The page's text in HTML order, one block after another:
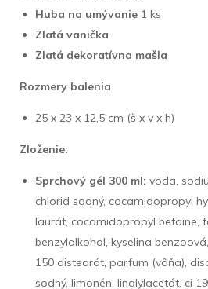
Huba na umývanie 1 ks
Zlatá vanička
Zlatá dekoratívna mašľa
Rozmery balenia
25 x 23 x 12,5 cm (š x v x h)
Zloženie:
Sprchový gél 300 ml: voda,
chlorid sodný, cocamidopropyl
laurát, cocamidopropyl betaine,
benzylalkohol, kyselina
150 distearát, parfum (vôňa),
sodný, limonén, linalylacetát, ci